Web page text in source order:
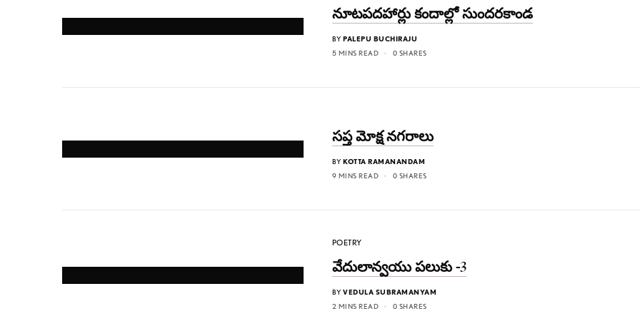
నూటపదహార్లు కందాల్లో సుందరకాండ
BY PALEPU BUCHIRAJU
5 MINS READ
0 SHARES
సప్త మోక్ష నగరాలు
BY KOTTA RAMANANDAM
9 MINS READ
0 SHARES
POETRY
వేదులాన్వయు పలుకు -3
BY VEDULA SUBRAMANYAM
2 MINS READ
0 SHARES